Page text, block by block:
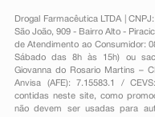
Drogal Farmacêutica LTDA |
São João, 909 - Bairro Alto -
de Atendimento ao Consumidor:
Sábado das 8h às 15h) ou
Giovanna do Rosario Martins –
Anvisa (AFE): 7.15583.1 /
contidas neste site, como
não devem ser usadas para